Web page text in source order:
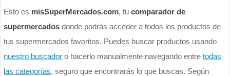
Esto es misSuperMercados.com, tucomparador de
supermercados donde podrás acceder a todos los productos de
tus supermercados favoritos. Puedes buscar productos usando
nuestro buscador o hacerlo manualmente navegando entretodas
las categorías, seguro que encontrarás lo que buscas. Según